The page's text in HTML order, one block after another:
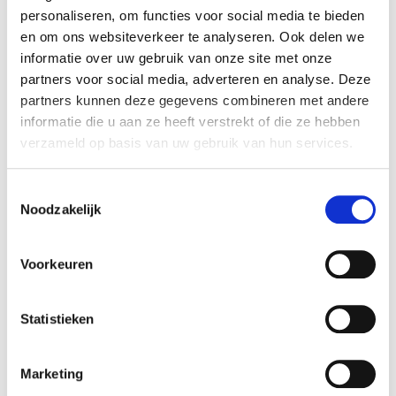
personaliseren, om functies voor social media te bieden
en om ons websiteverkeer te analyseren. Ook delen we
informatie over uw gebruik van onze site met onze
partners voor social media, adverteren en analyse. Deze
partners kunnen deze gegevens combineren met andere
informatie die u aan ze heeft verstrekt of die ze hebben
verzameld op basis van uw gebruik van hun services.
Noodzakelijk
Voorkeuren
Statistieken
Marketing
Waar vind ik mijn facturen, btw-documenten en
onkostennota’s?
Ga naar de website
Klik in het menu op ‘Invoice’om al je documenten te
bekijken en downloaden.
Je ontvangt deze ook maandelijks per e-mail van
Rapporten &